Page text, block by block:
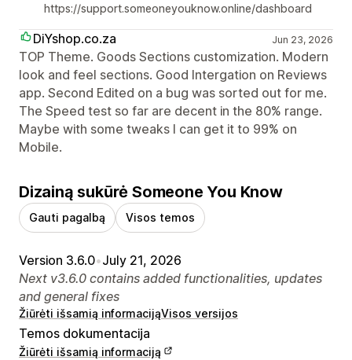
https://support.someoneyouknow.online/dashboard
DiYshop.co.za Jun 23, 2026
TOP Theme. Goods Sections customization. Modern
look and feel sections. Good Intergation on Reviews
app. Second Edited on a bug was sorted out for me.
The Speed test so far are decent in the 80% range.
Maybe with some tweaks I can get it to 99% on
Mobile.
Dizainą sukūrė Someone You Know
Gauti pagalbą Visos temos
Version 3.6.0•July 21, 2026
Next v3.6.0 contains added functionalities, updates
and general fixes
Žiūrėti išsamią informacijąVisos versijos
Temos dokumentacija
Žiūrėti išsamią informaciją